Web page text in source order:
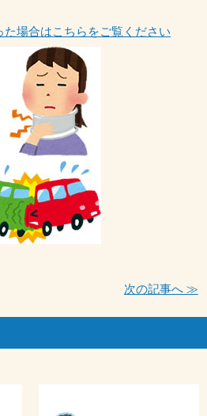
場合はこちらをご覧ください
次の記事へ ≫